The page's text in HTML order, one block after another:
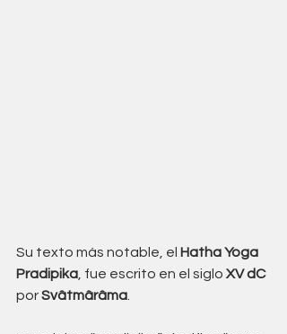
Su texto más notable, el Hatha Yoga
Pradipika , fue escrito en el siglo XV dC
por Svâtmârâma